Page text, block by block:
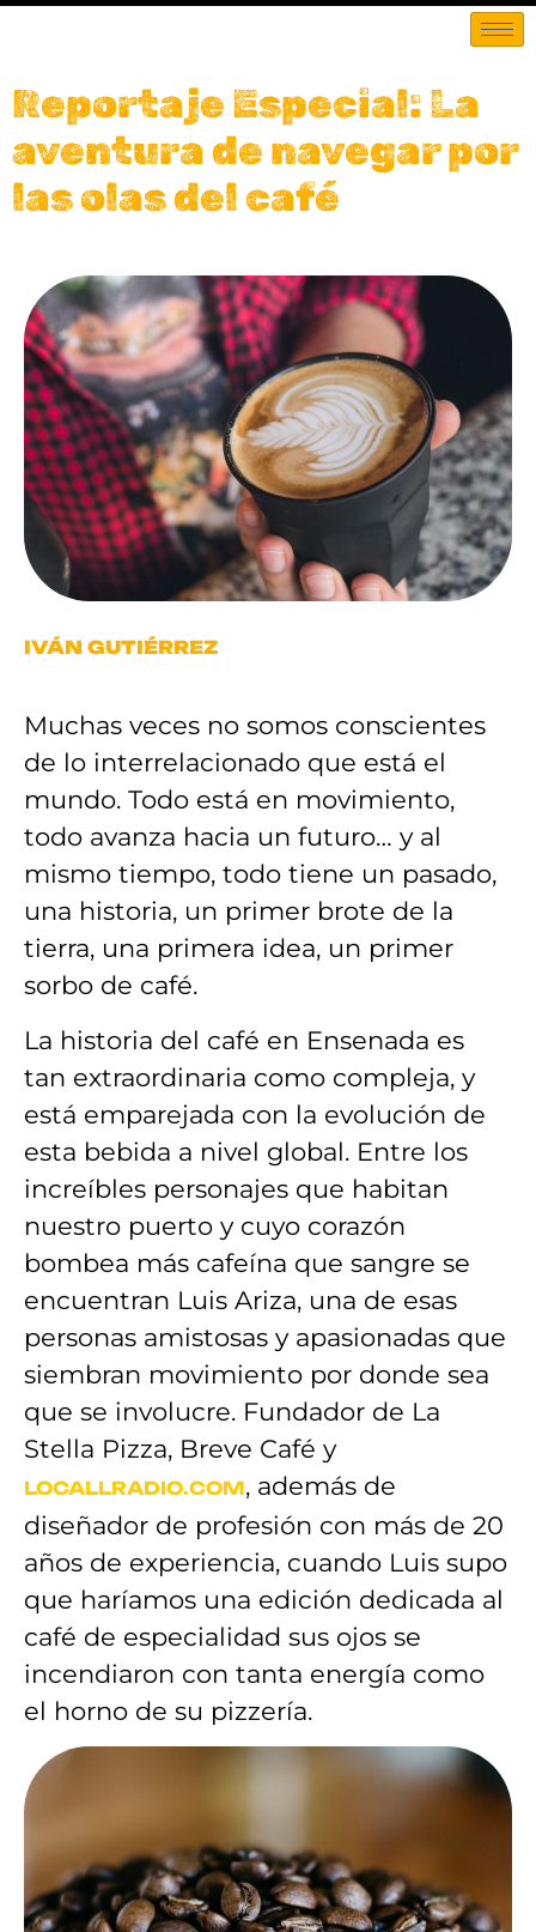
Reportaje Especial: La
aventura de navegar por
las olas del café
IVÁN GUTIÉRREZ
Muchas veces no somos conscientes
de lo interrelacionado que está el
mundo. Todo está en movimiento,
todo avanza hacia un futuro… y al
mismo tiempo, todo tiene un pasado,
una historia, un primer brote de la
tierra, una primera idea, un primer
sorbo de café.
La historia del café en Ensenada es
tan extraordinaria como compleja, y
está emparejada con la evolución de
esta bebida a nivel global. Entre los
increíbles personajes que habitan
nuestro puerto y cuyo corazón
bombea más cafeína que sangre se
encuentran Luis Ariza, una de esas
personas amistosas y apasionadas que
siembran movimiento por donde sea
que se involucre. Fundador de La
Stella Pizza, Breve Café y
LOCALLRADIO.COM, además de
diseñador de profesión con más de 20
años de experiencia, cuando Luis supo
que haríamos una edición dedicada al
café de especialidad sus ojos se
incendiaron con tanta energía como
el horno de su pizzería.